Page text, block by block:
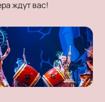
ждут вас!